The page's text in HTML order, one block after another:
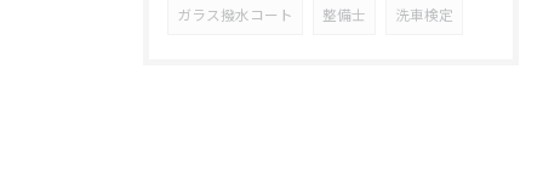
ガラス撥水コート 整備士 洗車検定